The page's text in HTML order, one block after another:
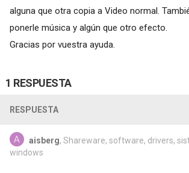
alguna que otra copia a Video normal.
ponerle música y algún que otro efecto.
Gracias por vuestra ayuda.
1 RESPUESTA
RESPUESTA
aisberg, Shareware, software, drivers,
windows